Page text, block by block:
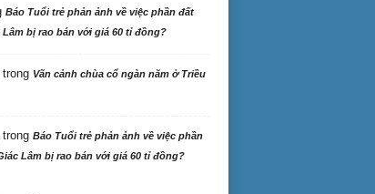
Báo Tuổi trẻ phản ảnh về việc phần đất
Lâm bị rao bán với giá 60 tỉ đồng?
Vãn cảnh chùa cổ ngàn năm ở Triều
Báo Tuổi trẻ phản ảnh về việc phần
Lâm bị rao bán với giá 60 tỉ đồng?